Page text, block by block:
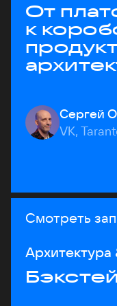
От
к
Сергей
VK,
Смотреть
Архитектура